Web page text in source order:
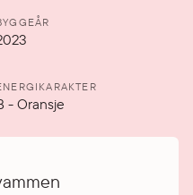
-Oransje